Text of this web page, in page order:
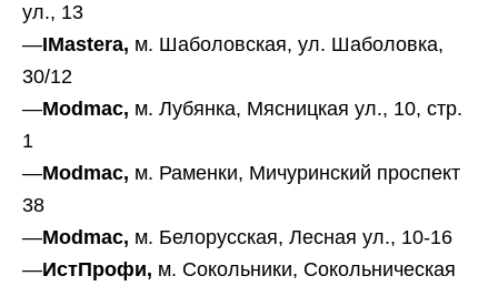
ул., 13
—IMastera, м. Шаболовская, ул. Шаболовка,
30/12
—Modmac, м. Лубянка, Мясницкая ул., 10, стр.
1
—Modmac, м. Раменки, Мичуринский проспект
38
—Modmac, м. Белорусская, Лесная ул., 10-16
—ИстПрофи, м. Сокольники, Сокольническая